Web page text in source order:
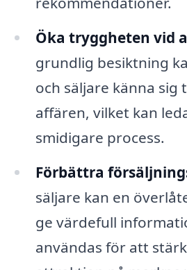
Öka tryggheten vid
grundlig besiktning
och säljare känna sig
affären, vilket kan
smidigare process.
Förbättra
säljare kan en
ge värdefull
användas för att